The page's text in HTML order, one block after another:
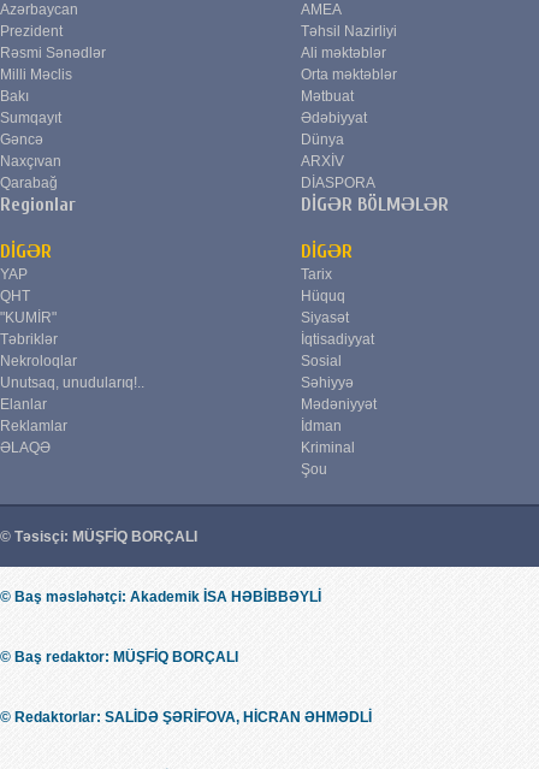
Azərbaycan
Prezident
Rəsmi Sənədlər
Milli Məclis
Bakı
Sumqayıt
Gəncə
Naxçıvan
Qarabağ
Regionlar
AMEA
Təhsil Nazirliyi
Ali məktəblər
Orta məktəblər
Mətbuat
Ədəbiyyat
Dünya
ARXİV
DİASPORA
DİGƏR BÖLMƏLƏR
DİGƏR
YAP
QHT
"KUMİR"
Təbriklər
Nekroloqlar
Unutsaq, unudularıq!..
Elanlar
Reklamlar
ƏLAQƏ
DİGƏR
Tarix
Hüquq
Siyasət
İqtisadiyyat
Sosial
Səhiyyə
Mədəniyyət
İdman
Kriminal
Şou
© Təsisçi: MÜŞFİQ BORÇALI
© Baş məsləhətçi: Akademik İSA HƏBİBBƏYLİ
© Baş redaktor: MÜŞFİQ BORÇALI
© Redaktorlar: SALİDƏ ŞƏRİFOVA, HİCRAN ƏHMƏDLİ